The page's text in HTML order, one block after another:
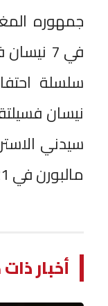
في 7
نيسان
سيدني
مالبورن في 21 نيسان ابريل المقبل.
أخبار